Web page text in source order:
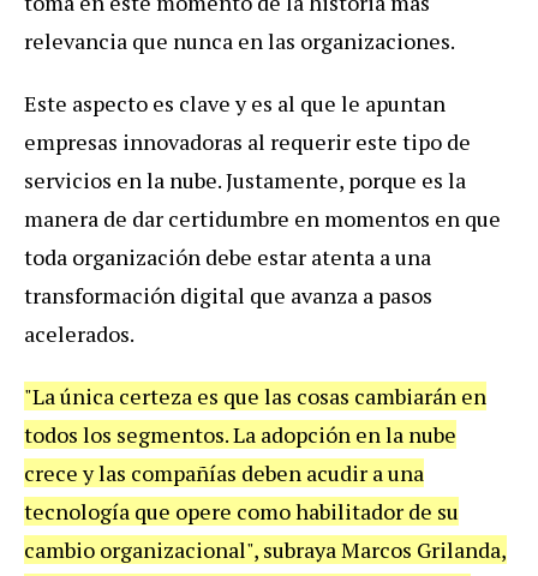
relevancia que nunca en las organizaciones.
Este aspecto es clave y es al que le apuntan
empresas innovadoras al requerir este tipo de
servicios en la nube. Justamente, porque es la
manera de dar certidumbre en momentos en que
toda organización debe estar atenta a una
transformación digital que avanza a pasos
acelerados.
"La única certeza es que las cosas cambiarán en
todos los segmentos. La adopción en la nube
crece y las compañías deben acudir a una
tecnología que opere como habilitador de su
cambio organizacional", subraya Marcos Grilanda,